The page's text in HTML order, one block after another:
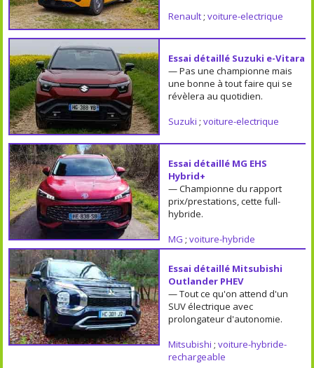
Renault; voiture-electrique
Essai détaillé Suzuki e-Vitara
— Pas une championne mais
une bonne à tout faire qui se
révèlera au quotidien.
Suzuki ; voiture-electrique
Essai détaillé MG EHS
Hybrid+
— Championne du rapport
prix/prestations, cette full-
hybride.
MG ; voiture-hybride
Essai détaillé Mitsubishi
Outlander PHEV
— Tout ce qu'on attend d'un
SUV électrique avec
prolongateur d'autonomie.
Mitsubishi ; voiture-hybride-
rechargeable